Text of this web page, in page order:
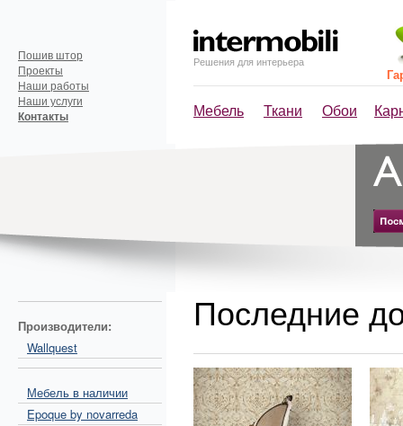
Решения для интерьера
Мебель Ткани Обои
Пошив штор
Проекты
Наши работы
Наши услуги
Контакты
Производители:
Wallquest
Мебель в наличии
Epoque by novarreda
Последние